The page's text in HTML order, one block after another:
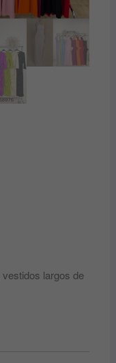
vestidos largos de